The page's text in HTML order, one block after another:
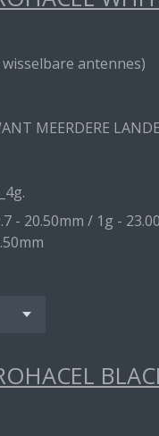
wisselbare antennes)
MEERDERE
- 20.50mm / 1g -